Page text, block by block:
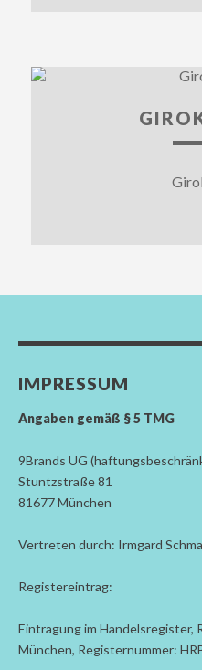
IMPRESSUM
Angaben gemäß § 5 TMG
9Brands UG
Stuntzstraße 81
81677 München
Vertreten durch: Irmgard
Registereintrag:
Eintragung im
München, Registernummer: